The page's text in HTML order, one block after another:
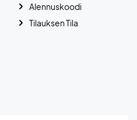
Alennuskoodi
Tilauksen Tila